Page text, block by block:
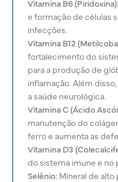
Vitamina B6 (Piridoxina):
e formação de células
infecções.
Vitamina B12
fortalecimento do
para a produção de
inflamação. Além
a saúde neurológica.
Vitamina C (Ácido
manutenção do
ferro e aumenta as
Vitamina D3
do sistema imune e no
Selênio:Mineral de alto